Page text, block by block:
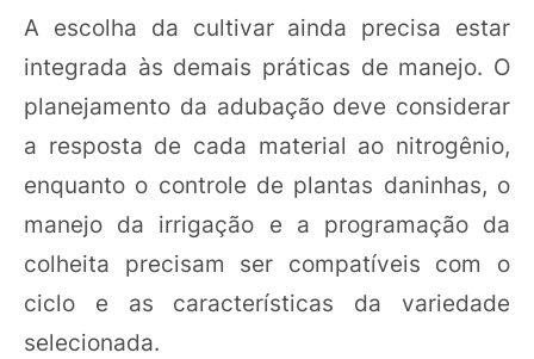
A escolha da cultivar ainda precisa estar
integrada às demais práticas de manejo. O
planejamento da adubação deve considerar
a resposta de cada material ao nitrogênio,
enquanto o controle de plantas daninhas, o
manejo da irrigação e a programação da
colheita precisam ser compatíveis com o
ciclo e as características da variedade
selecionada.